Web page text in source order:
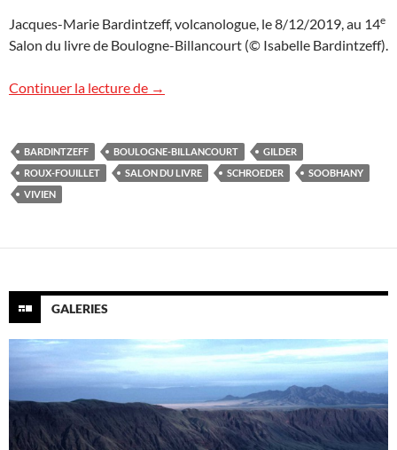
Jacques-Marie Bardintzeff, volcanologue, le 8/12/2019, au 14e
Salon du livre de Boulogne-Billancourt (© Isabelle Bardintzeff).
Continuer la lecture de Salon du livre de Boulogne-Billancourt
→
BARDINTZEFF BOULOGNE-BILLANCOURT
GILDER
ROUX-FOUILLET
SALON DU LIVRE SCHROEDER
SOOBHANY
VIVIEN
GALERIES